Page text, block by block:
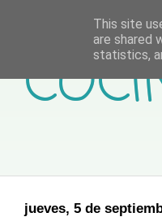
jueves, 5 de
This site
are shared
statistics,